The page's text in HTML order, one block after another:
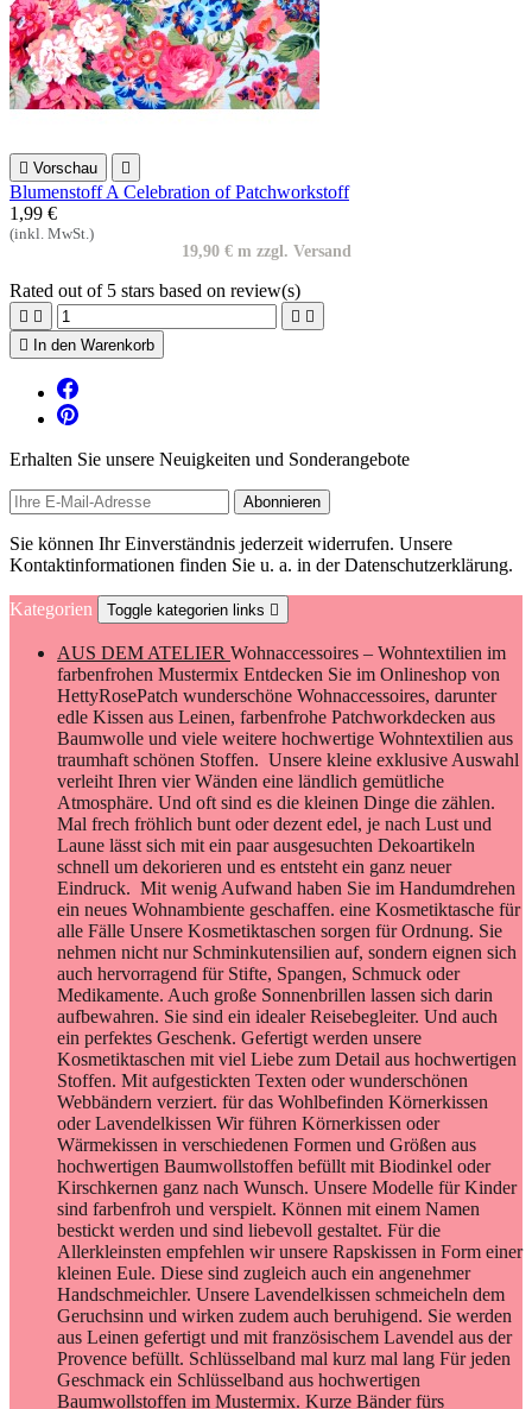
 Vorschau 
Blumenstoff A Celebration of Patchworkstoff
1,99 €
(inkl. MwSt.)
19,90 € m zzgl. Versand
Rated out of 5 stars based on review(s)
   

In den Warenkorb
Erhalten Sie unsere Neuigkeiten und Sonderangebote
Sie können Ihr Einverständnis jederzeit widerrufen. Unsere
Kontaktinformationen finden Sie u. a. in der Datenschutzerklärung.
Kategorien Toggle kategorien links 
AUS DEM ATELIER Wohnaccessoires – Wohntextilien im
farbenfrohen Mustermix Entdecken Sie im Onlineshop von
HettyRosePatch wunderschöne Wohnaccessoires, darunter
edle Kissen aus Leinen, farbenfrohe Patchworkdecken aus
Baumwolle und viele weitere hochwertige Wohntextilien aus
traumhaft schönen Stoffen. Unsere kleine exklusive Auswahl
verleiht Ihren vier Wänden eine ländlich gemütliche
Atmosphäre. Und oft sind es die kleinen Dinge die zählen.
Mal frech fröhlich bunt oder dezent edel, je nach Lust und
Laune lässt sich mit ein paar ausgesuchten Dekoartikeln
schnell um dekorieren und es entsteht ein ganz neuer
Eindruck. Mit wenig Aufwand haben Sie im Handumdrehen
ein neues Wohnambiente geschaffen. eine Kosmetiktasche für
alle Fälle Unsere Kosmetiktaschen sorgen für Ordnung. Sie
nehmen nicht nur Schminkutensilien auf, sondern eignen sich
auch hervorragend für Stifte, Spangen, Schmuck oder
Medikamente. Auch große Sonnenbrillen lassen sich darin
aufbewahren. Sie sind ein idealer Reisebegleiter. Und auch
ein perfektes Geschenk. Gefertigt werden unsere
Kosmetiktaschen mit viel Liebe zum Detail aus hochwertigen
Stoffen. Mit aufgestickten Texten oder wunderschönen
Webbändern verziert. für das Wohlbefinden Körnerkissen
oder Lavendelkissen Wir führen Körnerkissen oder
Wärmekissen in verschiedenen Formen und Größen aus
hochwertigen Baumwollstoffen befüllt mit Biodinkel oder
Kirschkernen ganz nach Wunsch. Unsere Modelle für Kinder
sind farbenfroh und verspielt. Können mit einem Namen
bestickt werden und sind liebevoll gestaltet. Für die
Allerkleinsten empfehlen wir unsere Rapskissen in Form einer
kleinen Eule. Diese sind zugleich auch ein angenehmer
Handschmeichler. Unsere Lavendelkissen schmeicheln dem
Geruchsinn und wirken zudem auch beruhigend. Sie werden
aus Leinen gefertigt und mit französischem Lavendel aus der
Provence befüllt. Schlüsselband mal kurz mal lang Für jeden
Geschmack ein Schlüsselband aus hochwertigen
Baumwollstoffen im Mustermix. Kurze Bänder fürs